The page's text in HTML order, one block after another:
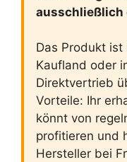
ausschließlich
Das Produkt
Kaufland oder
Direktvertrieb
Vorteile: Ihr
könnt von
profitieren und
Hersteller bei